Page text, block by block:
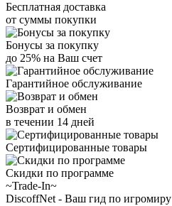
Бесплатная доставка
от суммы покупки
Бонусы за покупку
до 25% на Ваш счет
Гарантийное обслуживание
Возврат и обмен
в течении 14 дней
Сертифицированные товары
Скидки по программе
~Trade-In~
DiscoffNet - Ваш гид по игромиру